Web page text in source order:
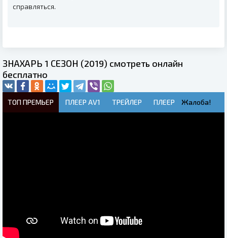
справляться.
ЗНАХАРЬ 1 СЕЗОН (2019) смотреть онлайн
бесплатно
ТОП ПРЕМЬЕР ПЛЕЕР AV1 ТРЕЙЛЕР ПЛЕЕР Жалоба!